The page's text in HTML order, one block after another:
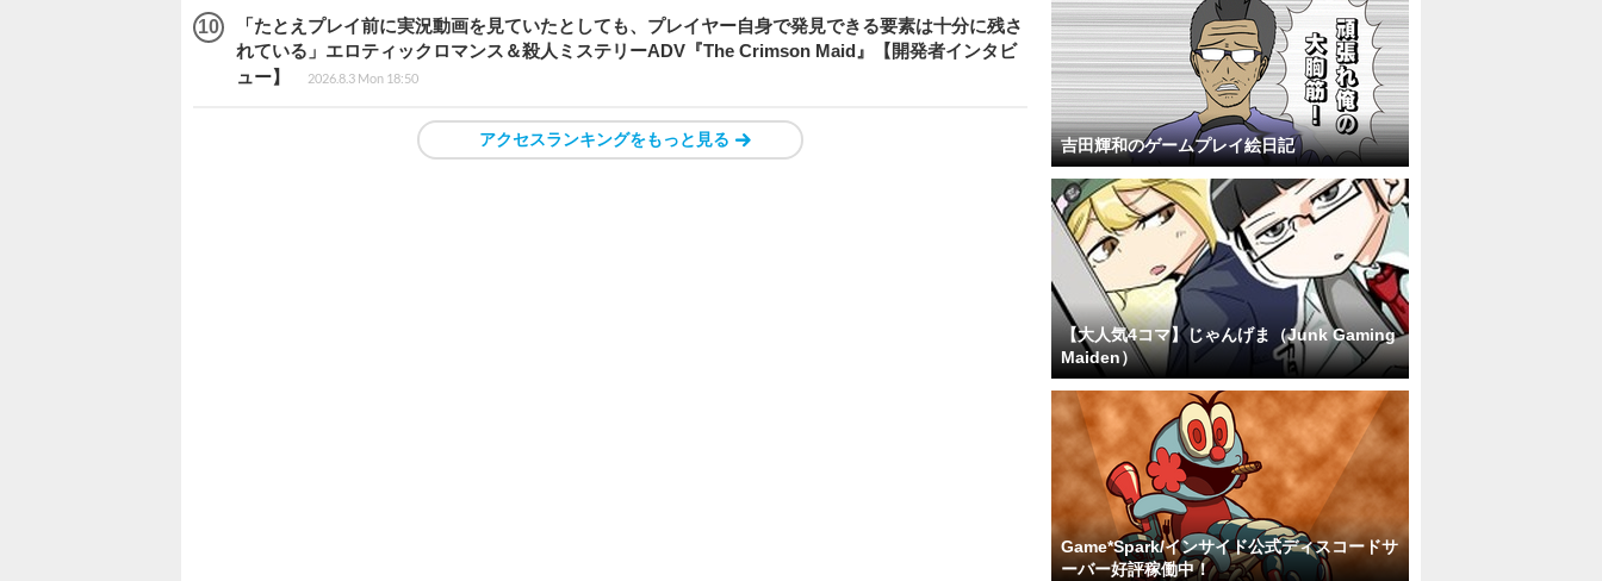
「たとえプレイ前に実況動画を見ていたとしても、プレイヤー自身で発見できる要素は十分に残さ
れている」エロティックロマンス＆殺人ミステリーADV『The Crimson Maid』【開発者インタビ
ュー】
2026.8.3 Mon 18:50
アクセスランキングをもっと見る 吉田輝和のゲームプレイ絵日記
【大人気4コマ】じゃんげま（Junk Gaming
Maiden）
Game*Spark/インサイド公式ディスコードサ
ーバー好評稼働中！